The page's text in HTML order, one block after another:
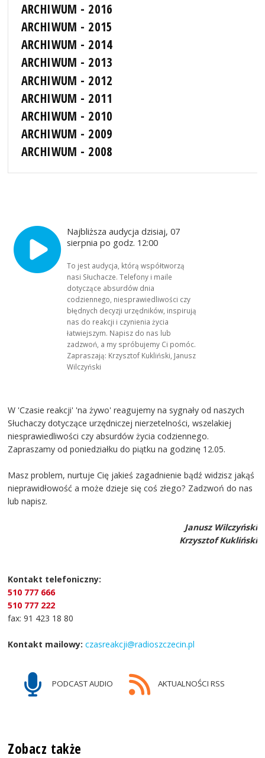
ARCHIWUM - 2016
ARCHIWUM - 2015
ARCHIWUM - 2014
ARCHIWUM - 2013
ARCHIWUM - 2012
ARCHIWUM - 2011
ARCHIWUM - 2010
ARCHIWUM - 2009
ARCHIWUM - 2008
Najbliższa audycja dzisiaj, 07
sierpnia po godz. 12:00
To jest audycja, którą współtworzą
nasi Słuchacze. Telefony i maile
dotyczące absurdów dnia
codziennego, niesprawiedliwości czy
błędnych decyzji urzędników, inspirują
nas do reakcji i czynienia życia
łatwiejszym. Napisz do nas lub
zadzwoń, a my spróbujemy Ci pomóc.
Zapraszają: Krzysztof Kukliński, Janusz
Wilczyński
W 'Czasie reakcji' 'na żywo' reagujemy na sygnały od naszych
Słuchaczy dotyczące urzędniczej nierzetelności, wszelakiej
niesprawiedliwości czy absurdów życia codziennego.
Zapraszamy od poniedziałku do piątku na godzinę 12.05.
Masz problem, nurtuje Cię jakieś zagadnienie bądź widzisz jakąś
nieprawidłowość a może dzieje się coś złego? Zadzwoń do nas
lub napisz.
Janusz Wilczyński
Krzysztof Kukliński
Kontakt telefoniczny:
510 777 666
510 777 222
fax: 91 423 18 80
Kontakt mailowy: czasreakcji@radioszczecin.pl
PODCAST AUDIO AKTUALNOŚCI RSS
Zobacz także